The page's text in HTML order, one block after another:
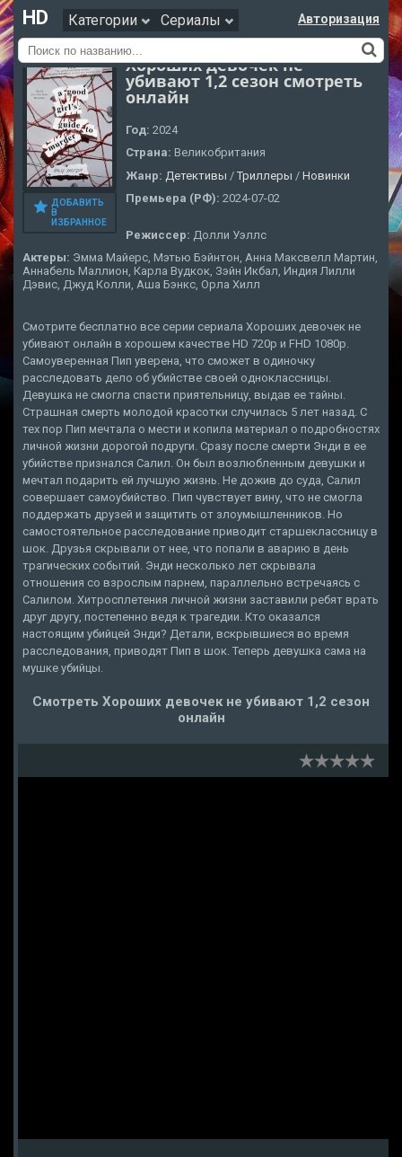
HD Категории Сериалы Авторизация
ДОБАВИТЬ
В
ИЗБРАННОЕ
Хороших девочек не
убивают 1,2 сезон смотреть
онлайн
Год: 2024
Страна: Великобритания
Жанр: Детективы / Триллеры / Новинки
Премьера (РФ): 2024-07-02
Режиссер: Долли Уэллс
Актеры: Эмма Майерс, Мэтью Бэйнтон, Анна Максвелл Мартин,
Аннабель Маллион, Карла Вудкок, Зэйн Икбал, Индия Лилли
Дэвис, Джуд Колли, Аша Бэнкс, Орла Хилл
Смотрите бесплатно все серии сериала Хороших девочек не
убивают онлайн в хорошем качестве HD 720p и FHD 1080p.
Самоуверенная Пип уверена, что сможет в одиночку
расследовать дело об убийстве своей одноклассницы.
Девушка не смогла спасти приятельницу, выдав ее тайны.
Страшная смерть молодой красотки случилась 5 лет назад. С
тех пор Пип мечтала о мести и копила материал о подробностях
личной жизни дорогой подруги. Сразу после смерти Энди в ее
убийстве признался Салил. Он был возлюбленным девушки и
мечтал подарить ей лучшую жизнь. Не дожив до суда, Салил
совершает самоубийство. Пип чувствует вину, что не смогла
поддержать друзей и защитить от злоумышленников. Но
самостоятельное расследование приводит старшеклассницу в
шок. Друзья скрывали от нее, что попали в аварию в день
трагических событий. Энди несколько лет скрывала
отношения со взрослым парнем, параллельно встречаясь с
Салилом. Хитросплетения личной жизни заставили ребят врать
друг другу, постепенно ведя к трагедии. Кто оказался
настоящим убийцей Энди? Детали, вскрывшиеся во время
расследования, приводят Пип в шок. Теперь девушка сама на
мушке убийцы.
Смотреть Хороших девочек не убивают 1,2 сезон
онлайн